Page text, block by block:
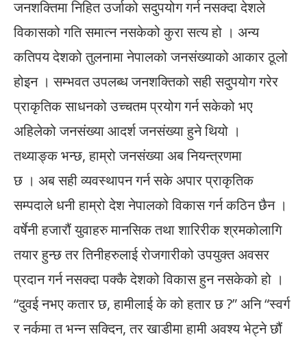
जनशक्तिमा निहित उर्जाको सदुपयोग गर्न नसक्दा देशले
विकासको गति समात्न नसकेको कुरा सत्य हो । अन्य
कतिपय देशको तुलनामा नेपालको जनसंख्याको आकार ठूलो
होइन । सम्भवत उपलब्ध जनशक्तिको सही सदुपयोग गरेर
प्राकृतिक साधनको उच्चतम प्रयोग गर्न सकेको भए
अहिलेको जनसंख्या आदर्श जनसंख्या हुने थियो ।
तथ्याङ्क भन्छ, हाम्रो जनसंख्या अब नियन्त्रणमा
छ । अब सही व्यवस्थापन गर्न सके अपार प्राकृतिक
सम्पदाले धनी हाम्रो देश नेपालको विकास गर्न कठिन छैन ।
वर्षेनी हजारौं युवाहरु मानसिक तथा शारिरीक श्रमकोलागि
तयार हुन्छ तर तिनीहरुलाई रोजगारीको उपयुक्त अवसर
प्रदान गर्न नसक्दा पक्कै देशको विकास हुन नसकेको हो ।
“दुवई नभए कतार छ, हामीलाई के को हतार छ ?” अनि “स्वर्ग
र नर्कमा त भन्न सक्दिन, तर खाडीमा हामी अवश्य भेट्ने छौं